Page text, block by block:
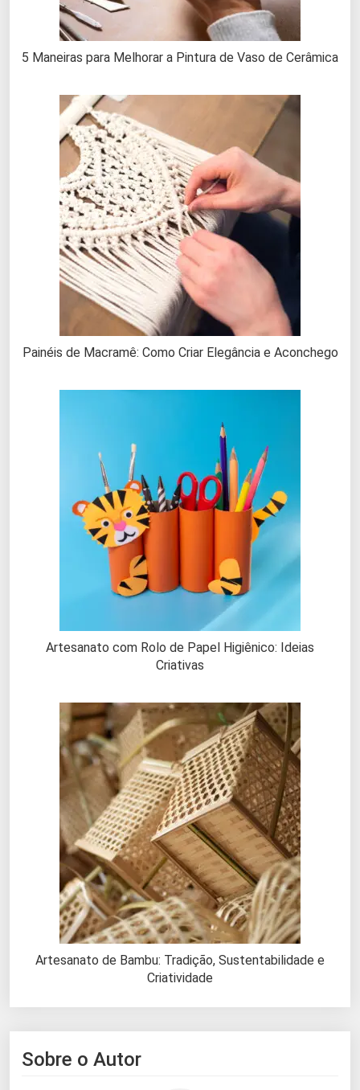
5 Maneiras para Melhorar a Pintura de Vaso de Cerâmica
Painéis de Macramê: Como Criar Elegância e Aconchego
Artesanato com Rolo de Papel Higiênico: Ideias
Criativas
Artesanato de Bambu: Tradição, Sustentabilidade e
Criatividade
Sobre o Autor